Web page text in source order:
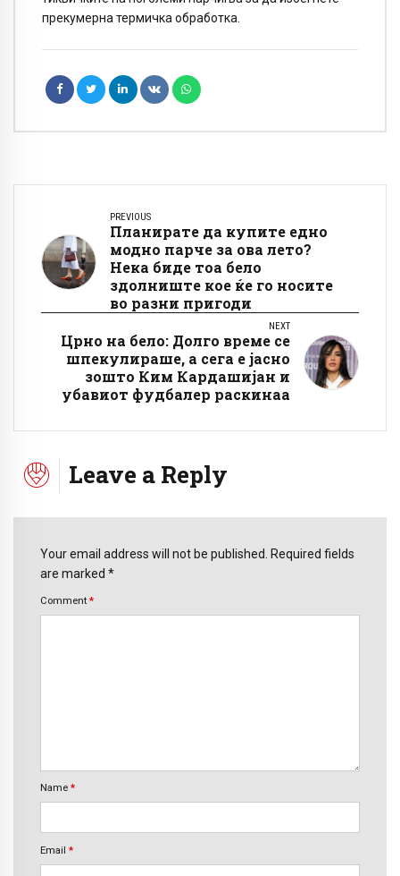
прекумерна термичка обработка.
PREVIOUS
Планирате да купите едно
модно парче за ова лето?
Нека биде тоа бело
здолниште кое ќе го носите
во разни пригоди
NEXT
Црно на бело: Долго време се
шпекулираше, а сега е јасно
зошто Ким Кардашијан и
убавиот фудбалер раскинаа
Leave a Reply
Your email address will not be published. Required fields
are marked *
Comment *
Name *
Email *